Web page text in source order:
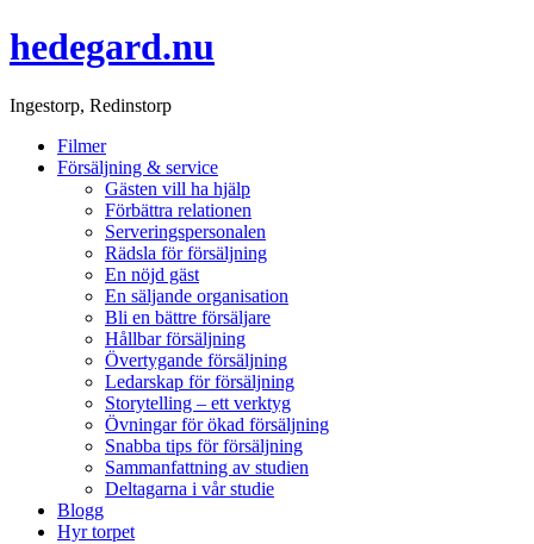
hedegard.nu
Ingestorp, Redinstorp
Filmer
Försäljning & service
Gästen vill ha hjälp
Förbättra relationen
Serveringspersonalen
Rädsla för försäljning
En nöjd gäst
En säljande organisation
Bli en bättre försäljare
Hållbar försäljning
Övertygande försäljning
Ledarskap för försäljning
Storytelling – ett verktyg
Övningar för ökad försäljning
Snabba tips för försäljning
Sammanfattning av studien
Deltagarna i vår studie
Blogg
Hyr torpet